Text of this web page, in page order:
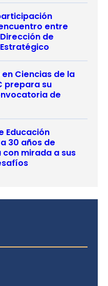
entre
de
Ciencias de la
prepara su
de
Educación
30 años de
mirada a sus